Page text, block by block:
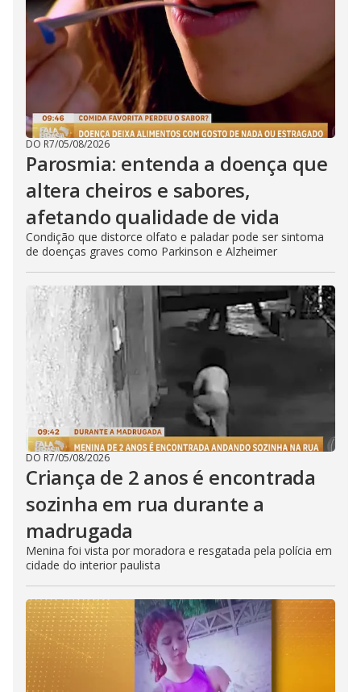
DO R7/05/08/2026
Parosmia: entenda a doença que
altera cheiros e sabores,
afetando qualidade de vida
Condição que distorce olfato e paladar pode ser sintoma
de doenças graves como Parkinson e Alzheimer
DO R7/05/08/2026
Criança de 2 anos é encontrada
sozinha em rua durante a
madrugada
Menina foi vista por moradora e resgatada pela polícia em
cidade do interior paulista